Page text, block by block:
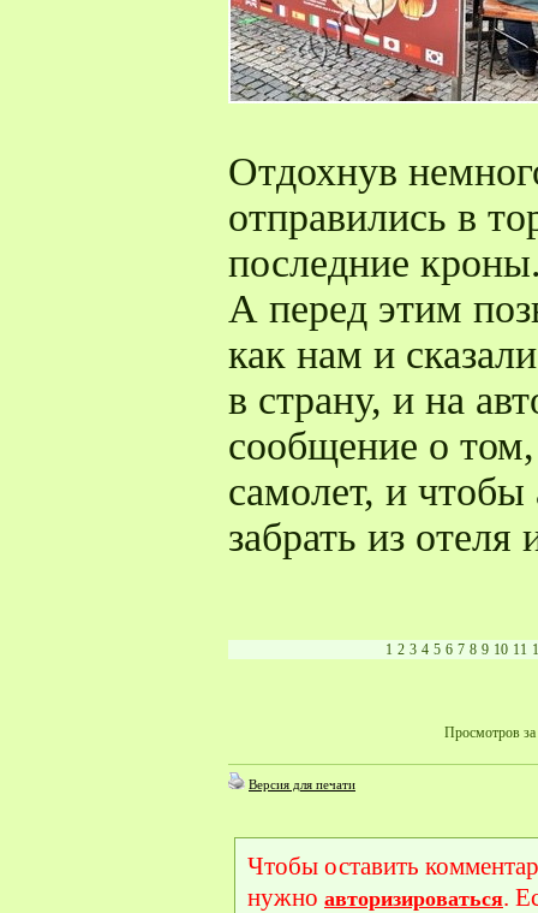
Отдохнув
отправились в
последние
А перед этим
как нам и
в страну, и на
сообщение о том,
самолет, и чтобы
забрать из отеля
1 2 3 4 5 6 7 8 9 10 11
Просмотров за
Версия для печати
Чтобы оставить
нужно авторизироваться.